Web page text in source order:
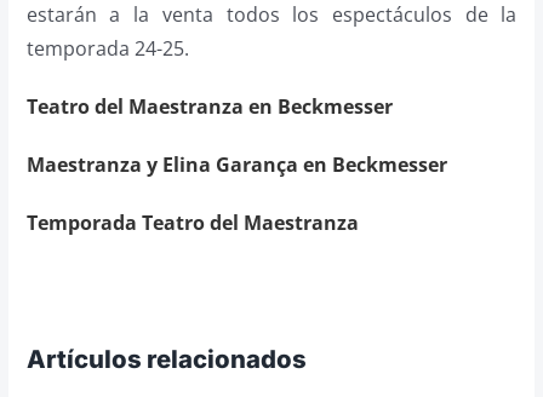
estarán a la venta todos los espectáculos de la
temporada 24-25.
Teatro del Maestranza en Beckmesser
Maestranza y Elina Garança en Beckmesser
Temporada Teatro del Maestranza
Artículos relacionados